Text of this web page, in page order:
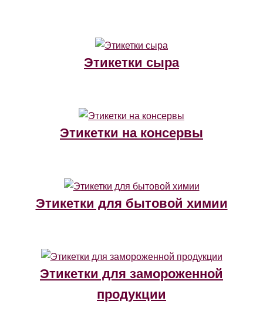
Этикетки сыра
Этикетки на консервы
Этикетки для бытовой химии
Этикетки для замороженной
продукции